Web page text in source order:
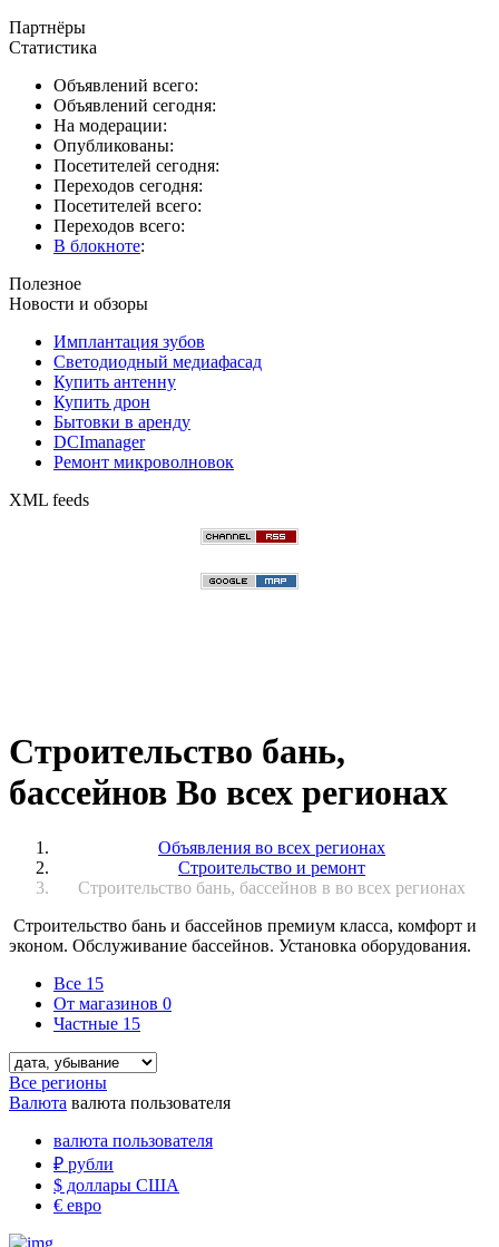
Партнёры
Статистика
Объявлений всего:
Объявлений сегодня:
На модерации:
Опубликованы:
Посетителей сегодня:
Переходов сегодня:
Посетителей всего:
Переходов всего:
В блокноте:
Полезное
Новости и обзоры
Имплантация зубов
Светодиодный медиафасад
Купить антенну
Купить дрон
Бытовки в аренду
DCImanager
Ремонт микроволновок
XML feeds
Строительство бань,
бассейнов Во всех регионах
Объявления во всех регионах
Строительство и ремонт
Строительство бань, бассейнов в во всех регионах
Строительство бань и бассейнов премиум класса, комфорт и
эконом. Обслуживание бассейнов. Установка оборудования.
Все 15
От магазинов 0
Частные 15
Все регионы
Валюта валюта пользователя
валюта пользователя
₽ рубли
$ доллары США
€ евро